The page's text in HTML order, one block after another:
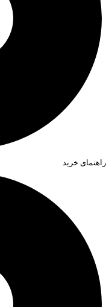
راهنمای خرید